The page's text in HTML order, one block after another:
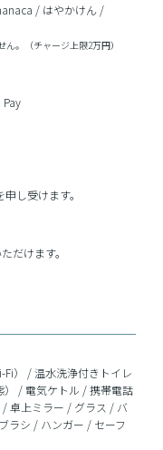
/ はやかけん /
。（チャージ上限2万円）
し受けます。
だけます。
） / 温水洗浄付きトイレ
/ 電気ケトル / 携帯電話
卓上ミラー / グラス / バ
ラシ / ハンガー / セーフ